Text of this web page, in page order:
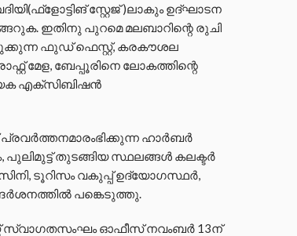
സ്റ്റേജ് )ലാകും ഉദ്ഘാടന
ഇതിനു പുറമെ മലബാറിന്റെ രുചി
ഫുഡ് ഫെസ്റ്റ്, കരകൗശല
മേള, ബേപ്പൂരിനെ ലോകത്തിന്റെ
എക്‌സിബിഷന്‍
ഹാര്‍ബര്‍
പുലിമുട്ട് തുടങ്ങിയ സ്ഥലങ്ങള്‍ കലക്ടര്‍
ടൂറിസം വകുപ്പ് ഉദ്യോഗസ്ഥര്‍,
പങ്കെടുത്തു.
സ്വാഗതസംഘം ഓഫീസ് നവംബര്‍ 13ന്